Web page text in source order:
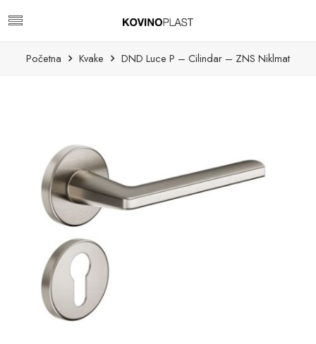
Početna Kvake DND Luce P – Cilindar – ZNS Niklmat